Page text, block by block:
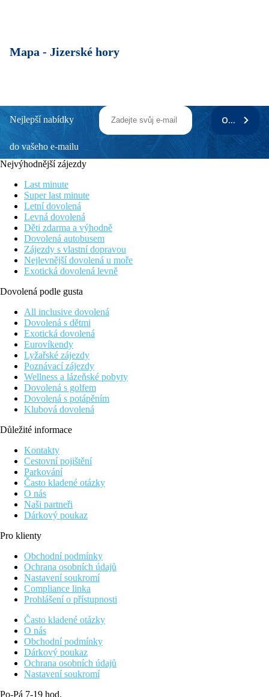
Mapa - Jizerské hory
Nejlepší nabídky
do vašeho e-mailu
ODEBÍRAT
Nejvýhodnější zájezdy
Last minute
Super last minute
Letní dovolená
Levná dovolená
Děti zdarma a výhodně
Dovolená autobusem
Zájezdy s vlastní dopravou
Nejlevnější dovolená u moře
Exotická dovolená levně
Dovolená podle gusta
All inclusive dovolená
Dovolená s dětmi
Exotická dovolená
Eurovíkendy
Lyžařské zájezdy
Poznávací zájezdy
Wellness a lázeňské pobyty
Dovolená s golfem
Dovolená s potápěním
Klubová dovolená
Důležité informace
Kontakty
Cestovní pojištění
Parkování
Často kladené otázky
O nás
Naši partneři
Dárkový poukaz
Pro klienty
Obchodní podmínky
Ochrana osobních údajů
Nastavení soukromí
Compliance linka
Prohlášení o přístupnosti
Často kladené otázky
O nás
Obchodní podmínky
Dárkový poukaz
Ochrana osobních údajů
Nastavení soukromí
Po-Pá 7-19 hod.